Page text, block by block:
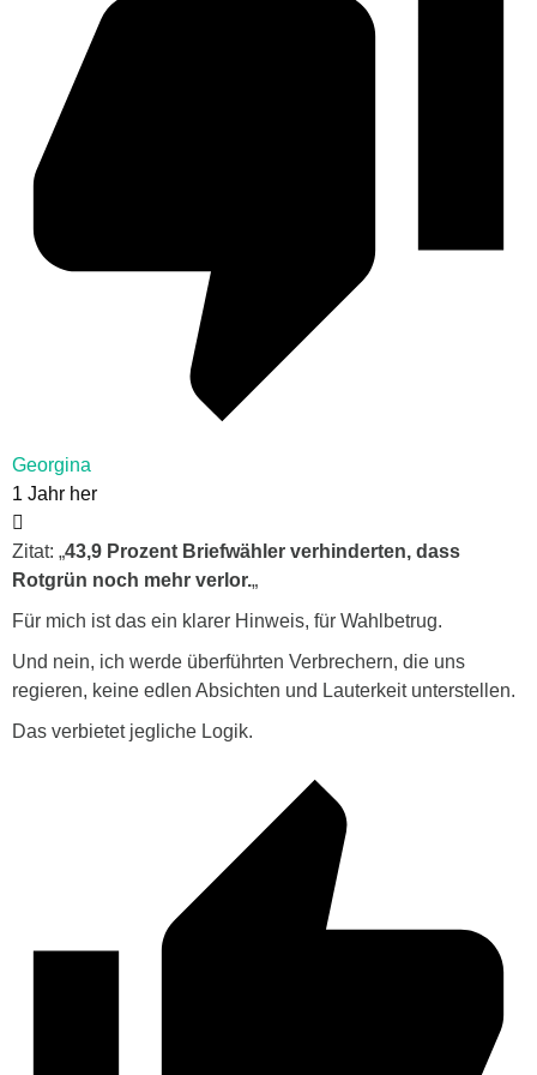
Georgina
1 Jahr her
Zitat: „43,9 Prozent Briefwähler verhinderten, dass
Rotgrün noch mehr verlor.„
Für mich ist das ein klarer Hinweis, für Wahlbetrug.
Und nein, ich werde überführten Verbrechern, die uns
regieren, keine edlen Absichten und Lauterkeit unterstellen.
Das verbietet jegliche Logik.